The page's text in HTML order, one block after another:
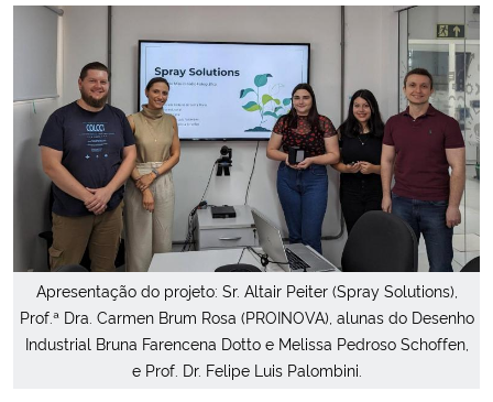
Gabinete de Segurança Institucional
Advocacia-Geral da União
Banco Central do Brasil
Planalto
Apresentação do projeto: Sr. Altair Peiter (Spray Solutions),
Prof.ª Dra. Carmen Brum Rosa (PROINOVA), alunas do Desenho
Industrial Bruna Farencena Dotto e Melissa Pedroso Schoffen,
e Prof. Dr. Felipe Luis Palombini.